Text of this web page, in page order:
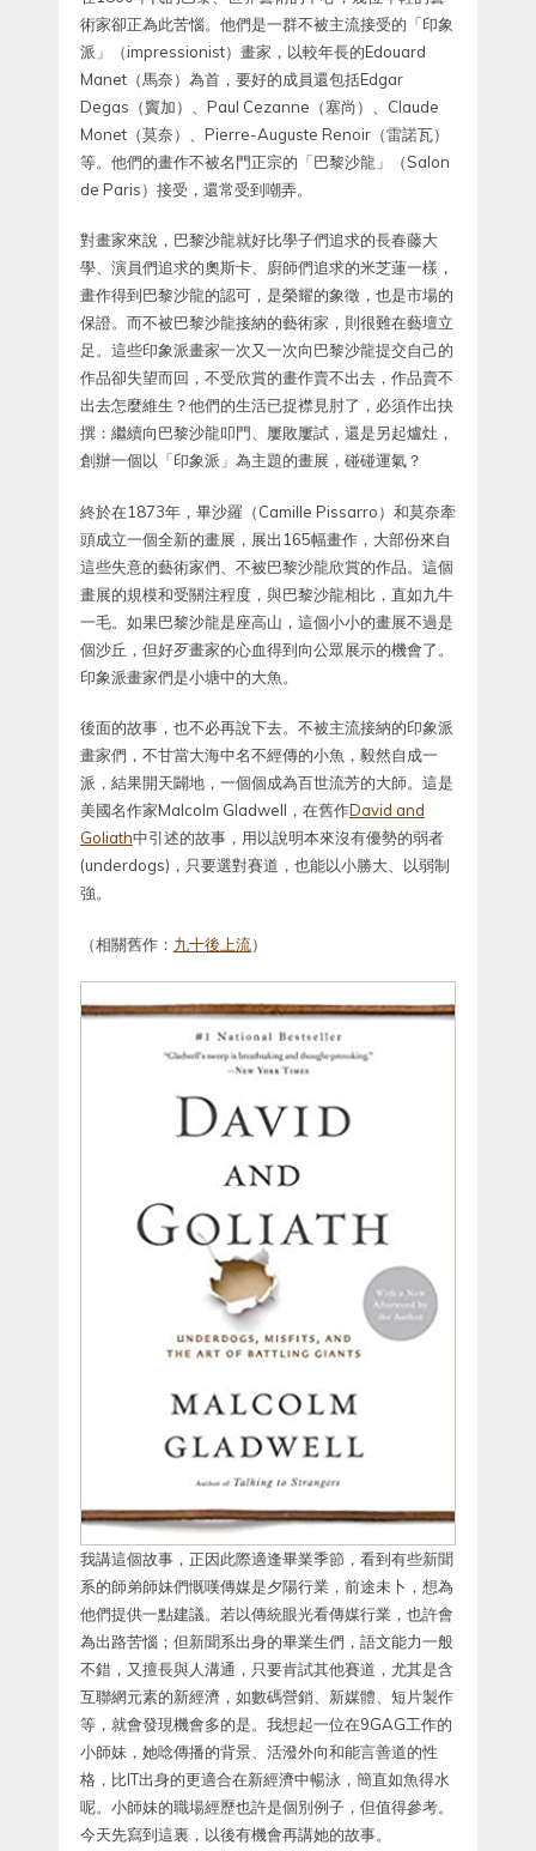
術家卻正為此苦惱。他們是一群不被主流接受的「印象
派」（impressionist）畫家，以較年長的Edouard
Manet（馬奈）為首，要好的成員還包括Edgar
Degas（竇加）、Paul Cezanne（塞尚）、Claude
Monet（莫奈）、Pierre-Auguste Renoir（雷諾瓦）
等。他們的畫作不被名門正宗的「巴黎沙龍」（Salon
de Paris）接受，還常受到嘲弄。
對畫家來說，巴黎沙龍就好比學子們追求的長春藤大
學、演員們追求的奧斯卡、廚師們追求的米芝蓮一樣，
畫作得到巴黎沙龍的認可，是榮耀的象徵，也是市場的
保證。而不被巴黎沙龍接納的藝術家，則很難在藝壇立
足。這些印象派畫家一次又一次向巴黎沙龍提交自己的
作品卻失望而回，不受欣賞的畫作賣不出去，作品賣不
出去怎麼維生？他們的生活已捉襟見肘了，必須作出抉
撰：繼續向巴黎沙龍叩門、屢敗屢試，還是另起爐灶，
創辦一個以「印象派」為主題的畫展，碰碰運氣？
終於在1873年，畢沙羅（Camille Pissarro）和莫奈牽
頭成立一個全新的畫展，展出165幅畫作，大部份來自
這些失意的藝術家們、不被巴黎沙龍欣賞的作品。這個
畫展的規模和受關注程度，與巴黎沙龍相比，直如九牛
一毛。如果巴黎沙龍是座高山，這個小小的畫展不過是
個沙丘，但好歹畫家的心血得到向公眾展示的機會了。
印象派畫家們是小塘中的大魚。
後面的故事，也不必再說下去。不被主流接納的印象派
畫家們，不甘當大海中名不經傳的小魚，毅然自成一
派，結果開天闢地，一個個成為百世流芳的大師。這是
美國名作家Malcolm Gladwell，在舊作David and
Goliath中引述的故事，用以說明本來沒有優勢的弱者
(underdogs)，只要選對賽道，也能以小勝大、以弱制
強。
（相關舊作： 九十後上流）
我講這個故事，正因此際適逢畢業季節，看到有些新聞
系的師弟師妹們慨嘆傳媒是夕陽行業，前途未卜，想為
他們提供一點建議。若以傳統眼光看傳媒行業，也許會
為出路苦惱；但新聞系出身的畢業生們，語文能力一般
不錯，又擅長與人溝通，只要肯試其他賽道，尤其是含
互聯網元素的新經濟，如數碼營銷、新媒體、短片製作
等，就會發現機會多的是。我想起一位在9GAG工作的
小師妹，她唸傳播的背景、活潑外向和能言善道的性
格，比IT出身的更適合在新經濟中暢泳，簡直如魚得水
呢。小師妹的職場經歷也許是個別例子，但值得參考。
今天先寫到這裏，以後有機會再講她的故事。